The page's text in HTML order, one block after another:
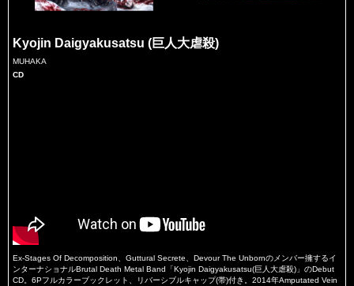
Kyojin Daigyakusatsu (巨人大虐殺)
MUHAKA
CD
Ex-Stages Of Decomposition、Guttural Secrete、Devour The Unbornのメンバー擁するイ
ンターナショナルBrutal Death Metal Band「Kyojin Daigyakusatsu(巨人大虐殺)」のDebut
CD。6Pフルカラーブックレット、リバーシブルキャップ(帯)付き。2014年Amputated Vein